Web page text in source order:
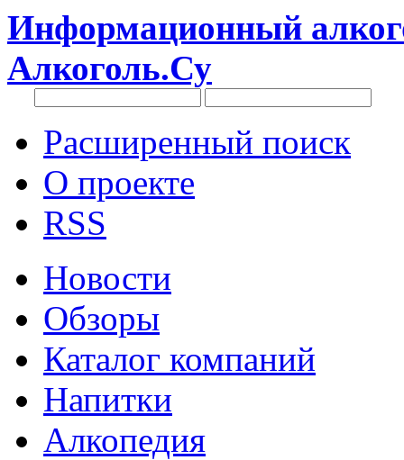
Информационный
Алкоголь.Су
Расширенный поиск
О проекте
RSS
Новости
Обзоры
Каталог компаний
Напитки
Алкопедия